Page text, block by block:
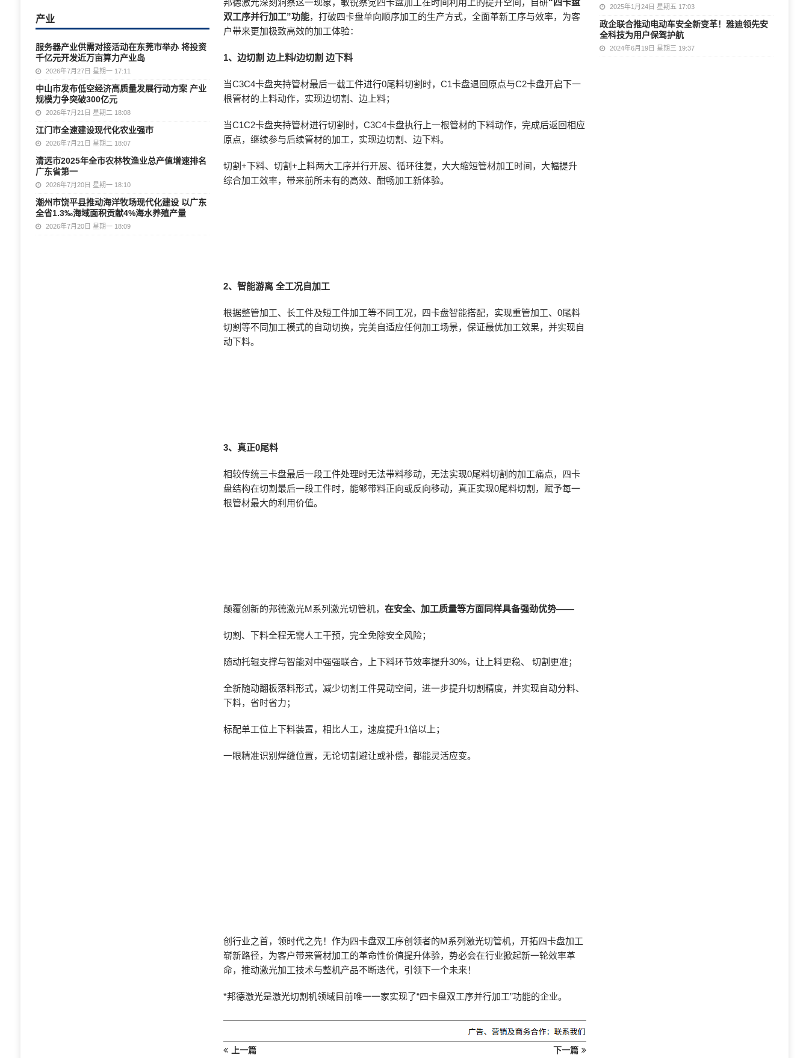
邦德激光深刻洞察这一现象，敏锐察觉四卡盘加工在时间利用上的提升空间，自研“四卡盘
双工序并行加工”功能，打破四卡盘单向顺序加工的生产方式，全面革新工序与效率，为客
户带来更加极致高效的加工体验：
1、边切割 边上料/边切割 边下料
当C3C4卡盘夹持管材最后一截工件进行0尾料切割时，C1卡盘退回原点与C2卡盘开启下一
根管材的上料动作，实现边切割、边上料；
当C1C2卡盘夹持管材进行切割时，C3C4卡盘执行上一根管材的下料动作，完成后返回相应
原点，继续参与后续管材的加工，实现边切割、边下料。
切割+下料、切割+上料两大工序并行开展、循环往复，大大缩短管材加工时间，大幅提升
综合加工效率，带来前所未有的高效、酣畅加工新体验。
2、智能游离 全工况自加工
根据整管加工、长工件及短工件加工等不同工况，四卡盘智能搭配，实现重管加工、0尾料
切割等不同加工模式的自动切换，完美自适应任何加工场景，保证最优加工效果，并实现自
动下料。
3、真正0尾料
相较传统三卡盘最后一段工件处理时无法带料移动，无法实现0尾料切割的加工痛点，四卡
盘结构在切割最后一段工件时，能够带料正向或反向移动，真正实现0尾料切割，赋予每一
根管材最大的利用价值。
颠覆创新的邦德激光M系列激光切管机，在安全、加工质量等方面同样具备强劲优势——
切割、下料全程无需人工干预，完全免除安全风险；
随动托辊支撑与智能对中强强联合，上下料环节效率提升30%，让上料更稳、 切割更准；
全新随动翻板落料形式，减少切割工件晃动空间，进一步提升切割精度，并实现自动分料、
下料，省时省力；
标配单工位上下料装置，相比人工，速度提升1倍以上；
一眼精准识别焊缝位置，无论切割避让或补偿，都能灵活应变。
创行业之首，领时代之先！作为四卡盘双工序创领者的M系列激光切管机，开拓四卡盘加工
崭新路径，为客户带来管材加工的革命性价值提升体验，势必会在行业掀起新一轮效率革
命，推动激光加工技术与整机产品不断迭代，引领下一个未来！
*邦德激光是激光切割机领域目前唯一一家实现了“四卡盘双工序并行加工”功能的企业。
上一篇 下一篇
产业
服务器产业供需对接活动在东莞市举办 将投资
千亿元开发近万亩算力产业岛
2026年7月27日 星期一 17:11
中山市发布低空经济高质量发展行动方案 产业
规模力争突破300亿元
2026年7月21日 星期二 18:08
江门市全速建设现代化农业强市
2026年7月21日 星期二 18:07
清远市2025年全市农林牧渔业总产值增速排名
广东省第一
2026年7月20日 星期一 18:10
潮州市饶平县推动海洋牧场现代化建设 以广东
全省1.3‰海域面积贡献4%海水养殖产量
2026年7月20日 星期一 18:09
2025年1月24日 星期五 17:03
政企联合推动电动车安全新变革！雅迪领先安
全科技为用户保驾护航
2024年6月19日 星期三 19:37